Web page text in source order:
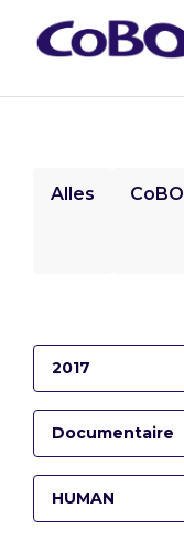
Alles CoBO
2017
Documentaire
HUMAN